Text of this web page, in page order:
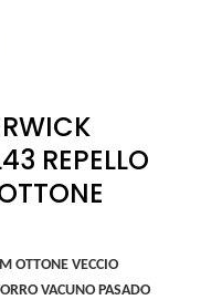
REPELLO
OTTONE VECCIO
VACUNO PASADO